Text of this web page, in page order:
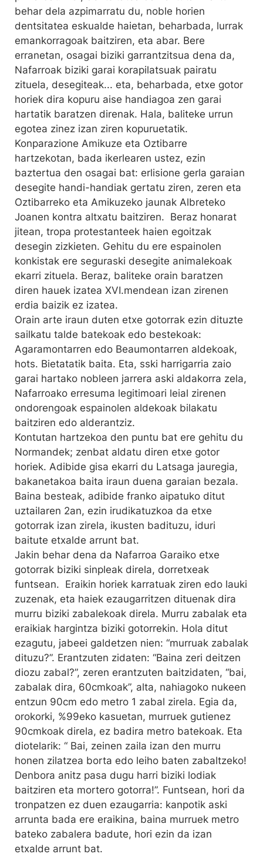
behar dela azpimarratu du, noble horien
dentsitatea eskualde haietan, beharbada, lurrak
emankorragoak baitziren, eta abar. Bere
erranetan, osagai biziki garrantzitsua dena da,
Nafarroak biziki garai korapilatsuak pairatu
zituela, desegiteak... eta, beharbada, etxe gotor
horiek dira kopuru aise handiagoa zen garai
hartatik baratzen direnak. Hala, baliteke urrun
egotea zinez izan ziren kopuruetatik.
Konparazione Amikuze eta Oztibarre
hartzekotan, bada ikerlearen ustez, ezin
baztertua den osagai bat: erlisione gerla garaian
desegite handi-handiak gertatu ziren, zeren eta
Oztibarreko eta Amikuzeko jaunak Albreteko
Joanen kontra altxatu baitziren. Beraz honarat
jitean, tropa protestanteek haien egoitzak
desegin zizkieten. Gehitu du ere espainolen
konkistak ere seguraski desegite animalekoak
ekarri zituela. Beraz, baliteke orain baratzen
diren hauek izatea XVI.mendean izan zirenen
erdia baizik ez izatea.
Orain arte iraun duten etxe gotorrak ezin dituzte
sailkatu talde batekoak edo bestekoak:
Agaramontarren edo Beaumontarren aldekoak,
hots. Bietatatik baita. Eta, sski harrigarria zaio
garai hartako nobleen jarrera aski aldakorra zela,
Nafarroako erresuma legitimoari leial zirenen
ondorengoak espainolen aldekoak bilakatu
baitziren edo alderantziz.
Kontutan hartzekoa den puntu bat ere gehitu du
Normandek; zenbat aldatu diren etxe gotor
horiek. Adibide gisa ekarri du Latsaga jauregia,
bakanetakoa baita iraun duena garaian bezala.
Baina besteak, adibide franko aipatuko ditut
uztailaren 2an, ezin irudikatuzkoa da etxe
gotorrak izan zirela, ikusten badituzu, iduri
baitute etxalde arrunt bat.
Jakin behar dena da Nafarroa Garaiko etxe
gotorrak biziki sinpleak direla, dorretxeak
funtsean. Eraikin horiek karratuak ziren edo lauki
zuzenak, eta haiek ezaugarritzen dituenak dira
murru biziki zabalekoak direla. Murru zabalak eta
eraikiak hargintza biziki gotorrekin. Hola ditut
ezagutu, jabeei galdetzen nien: “murruak zabalak
dituzu?”. Erantzuten zidaten: “Baina zeri deitzen
diozu zabal?”, zeren erantzuten baitzidaten, “bai,
zabalak dira, 60cmkoak”, alta, nahiagoko nukeen
entzun 90cm edo metro 1 zabal zirela. Egia da,
orokorki, %99eko kasuetan, murruek gutienez
90cmkoak direla, ez badira metro batekoak. Eta
diotelarik: “ Bai, zeinen zaila izan den murru
honen zilatzea borta edo leiho baten zabaltzeko!
Denbora anitz pasa dugu harri biziki lodiak
baitziren eta mortero gotorra!”. Funtsean, hori da
tronpatzen ez duen ezaugarria: kanpotik aski
arrunta bada ere eraikina, baina murruek metro
bateko zabalera badute, hori ezin da izan
etxalde arrunt bat.